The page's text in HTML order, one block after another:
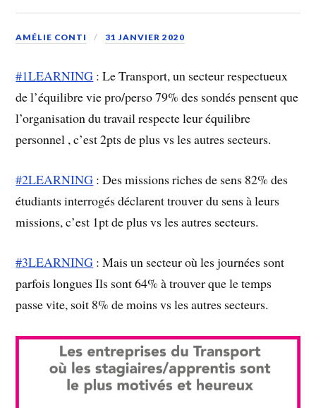
AMÉLIE CONTI 31 JANVIER 2020
#1LEARNING : Le Transport, un secteur respectueux
de l’équilibre vie pro/perso 79% des sondés pensent que
l’organisation du travail respecte leur équilibre
personnel , c’est 2pts de plus vs les autres secteurs.
#2LEARNING : Des missions riches de sens 82% des
étudiants interrogés déclarent trouver du sens à leurs
missions, c’est 1pt de plus vs les autres secteurs.
#3LEARNING : Mais un secteur où les journées sont
parfois longues Ils sont 64% à trouver que le temps
passe vite, soit 8% de moins vs les autres secteurs.